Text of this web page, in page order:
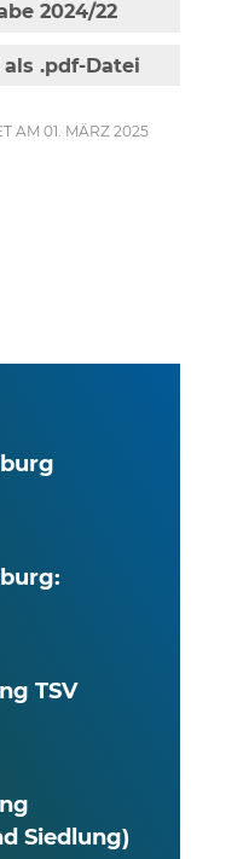
2024/22
als .pdf-Datei
AM 01. MÄRZ 2025
TSV
Siedlung)